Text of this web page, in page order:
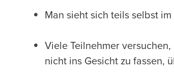
Man sieht sich teils selbst
Viele Teilnehmer
nicht ins Gesicht zu fassen,